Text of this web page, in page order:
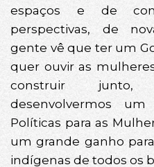
espaços e de
perspectivas, de
gente vê que ter um
quer ouvir as
construir junto,
desenvolvermos
Políticas para as
um grande ganho
indígenas de todos os